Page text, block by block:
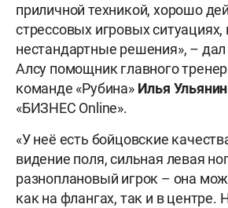
приличной техникой, хорошо
стрессовых игровых ситуациях,
нестандартные решения», – дал
Алсу помощник главного
команде «Рубина» Илья Ульянин
«БИЗНЕС Online».
«У неё есть бойцовские
видение поля, сильная левая
разноплановый игрок – она
как на флангах, так и в центре.